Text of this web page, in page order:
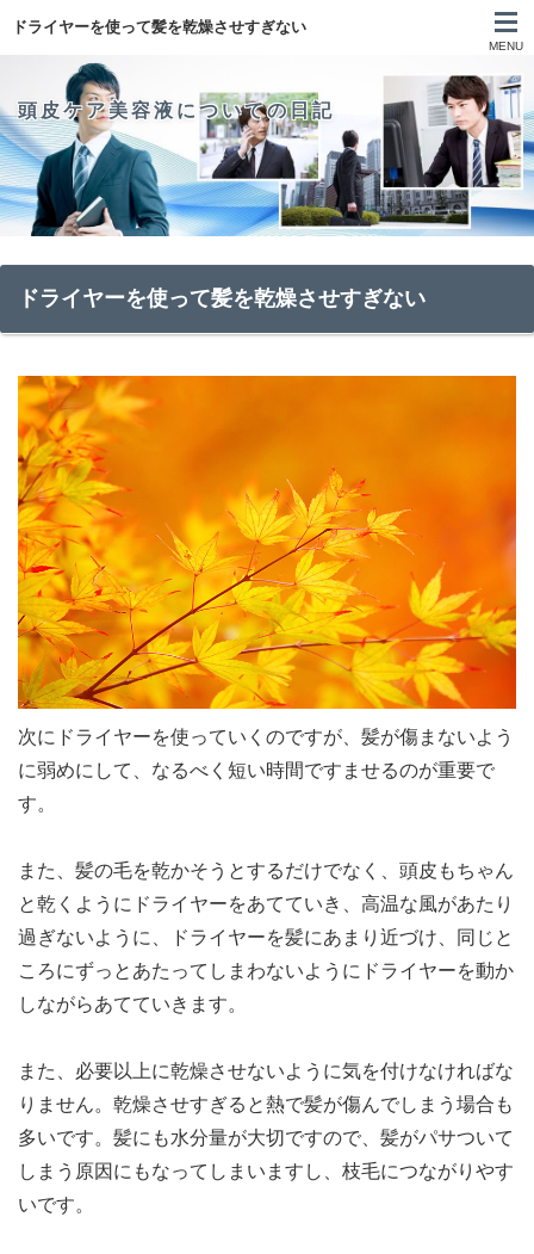
ドライヤーを使って髪を乾燥させすぎない
MENU
頭皮ケア美容液についての日記
ドライヤーを使って髪を乾燥させすぎない
次にドライヤーを使っていくのですが、髪が傷まないよう
に弱めにして、なるべく短い時間ですませるのが重要で
す。
また、髪の毛を乾かそうとするだけでなく、頭皮もちゃん
と乾くようにドライヤーをあてていき、高温な風があたり
過ぎないように、ドライヤーを髪にあまり近づけ、同じと
ころにずっとあたってしまわないようにドライヤーを動か
しながらあてていきます。
また、必要以上に乾燥させないように気を付けなければな
りません。乾燥させすぎると熱で髪が傷んでしまう場合も
多いです。髪にも水分量が大切ですので、髪がパサついて
しまう原因にもなってしまいますし、枝毛につながりやす
いです。